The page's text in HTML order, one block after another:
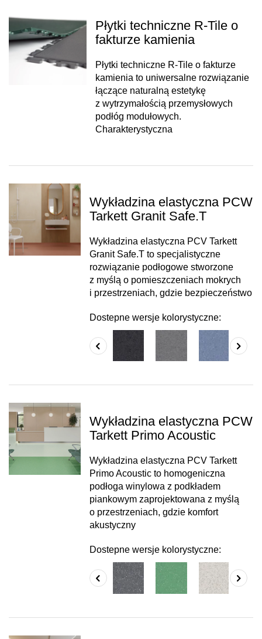
Płytki techniczne R-Tile o
fakturze kamienia
Płytki techniczne R-Tile o fakturze
kamienia to uniwersalne rozwiązanie
łączące naturalną estetykę
z wytrzymałością przemysłowych
podłóg modułowych.
Charakterystyczna
Wykładzina elastyczna PCW
Tarkett Granit Safe.T
Wykładzina elastyczna PCV Tarkett
Granit Safe.T to specjalistyczne
rozwiązanie podłogowe stworzone
z myślą o pomieszczeniach mokrych
i przestrzeniach, gdzie bezpieczeństwo
Dostepne wersje kolorystyczne:
Wykładzina elastyczna PCW
Tarkett Primo Acoustic
Wykładzina elastyczna PCV Tarkett
Primo Acoustic to homogeniczna
podłoga winylowa z podkładem
piankowym zaprojektowana z myślą
o przestrzeniach, gdzie komfort
akustyczny
Dostepne wersje kolorystyczne: